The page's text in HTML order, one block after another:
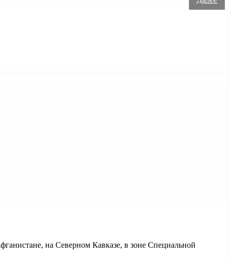
на Северном Кавказе, в зоне Специальной